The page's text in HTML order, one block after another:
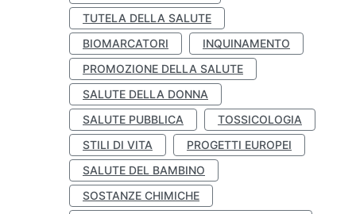
TUTELA DELLA SALUTE
BIOMARCATORI
INQUINAMENTO
PROMOZIONE DELLA SALUTE
SALUTE DELLA DONNA
SALUTE PUBBLICA
TOSSICOLOGIA
STILI DI VITA
PROGETTI EUROPEI
SALUTE DEL BAMBINO
SOSTANZE CHIMICHE